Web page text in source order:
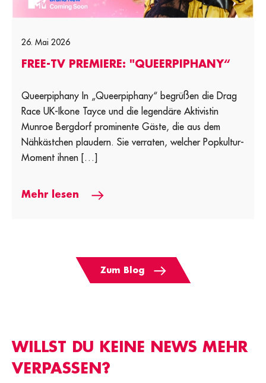
26. Mai 2026
FREE-TV PREMIERE: "QUEERPIPHANY“
Queerpiphany In „Queerpiphany“ begrüßen die Drag
Race UK-Ikone Tayce und die legendäre Aktivistin
Munroe Bergdorf prominente Gäste, die aus dem
Nähkästchen plaudern. Sie verraten, welcher Popkultur-
Moment ihnen […]
Mehr lesen
Zum Blog
WILLST DU KEINE NEWS MEHR
VERPASSEN?